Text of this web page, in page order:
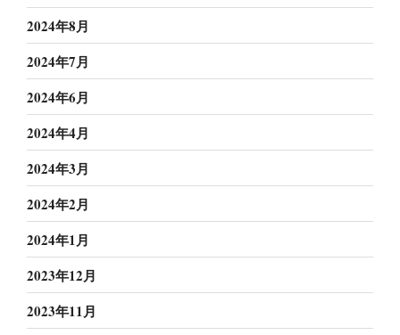
2024年8月
2024年7月
2024年6月
2024年4月
2024年3月
2024年2月
2024年1月
2023年12月
2023年11月